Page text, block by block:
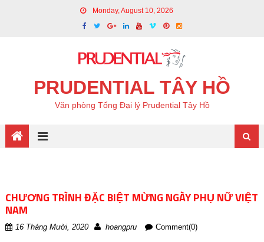
Monday, August 10, 2026
PRUDENTIAL TÂY HỒ
Văn phòng Tổng Đại lý Prudential Tây Hồ
CHƯƠNG TRÌNH ĐẶC BIỆT MỪNG NGÀY PHỤ NỮ VIỆT
NAM
16 Tháng Mười, 2020 hoangpru Comment(0)